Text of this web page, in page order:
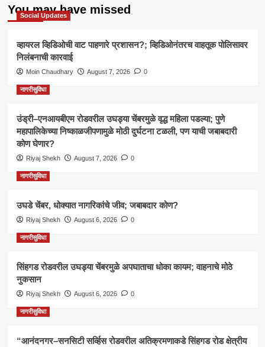
You may have missed
Social Updates
व्हायरल व्हिडिओची वाट पाहणारे प्रशासन?; व्हिडिओनंतरच वाहतूक पोलिसावर
निलंबनाची कारवाई
Moin Chaudhary August 7, 2026 0
नागरीसुविधा
उंड्री–एनआयबीएम रोडवरील उघड्या चेंबरमुळे वृद्ध महिला पडल्या; पुणे
महापालिकेच्या निष्काळजीपणामुळे मोठी दुर्घटना टळली, पण याची जबाबदारी
कोण घेणार?
Riyaj Shekh August 7, 2026 0
नागरीसुविधा
उघडे चेंबर, धोक्यात नागरिकांचे जीव; जबाबदार कोण?
Riyaj Shekh August 6, 2026 0
नागरीसुविधा
सिंहगड रोडवरील उघड्या चेंबरमुळे अपघाताचा धोका कायम; वाहनाचे मोठे
नुकसान
Riyaj Shekh August 6, 2026 0
नागरीसुविधा
“आनंदनगर–सनसिटी सर्व्हिस रोडवरील अतिक्रमणाकडे सिंहगड रोड क्षेत्रीय